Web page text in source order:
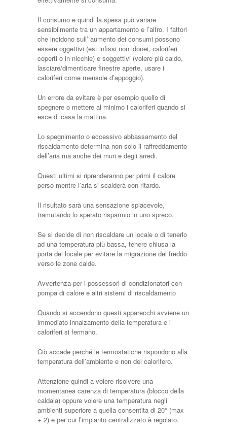
Il consumo e quindi la spesa può variare
sensibilmente tra un appartamento e l’altro. I fattori
che incidono sull’ aumento dei consumi possono
essere oggettivi (es: infissi non idonei, caloriferi
coperti o in nicchie) e soggettivi (volere più caldo,
lasciare/dimenticare finestre aperte, usare i
caloriferi come mensole d’appoggio).
Un errore da evitare è per esempio quello di
spegnere o mettere al minimo i caloriferi quando si
esce di casa la mattina.
Lo spegnimento o eccessivo abbassamento del
riscaldamento determina non solo il raffreddamento
dell’aria ma anche dei muri e degli arredi.
Questi ultimi si riprenderanno per primi il calore
perso mentre l’aria si scalderà con ritardo.
Il risultato sarà una sensazione spiacevole,
tramutando lo sperato risparmio in uno spreco.
Se si decide di non riscaldare un locale o di tenerlo
ad una temperatura più bassa, tenere chiusa la
porta del locale per evitare la migrazione del freddo
verso le zone calde.
Avvertenza per i possessori di condizionatori con
pompa di calore e altri sistemi di riscaldamento
Quando si accendono questi apparecchi avviene un
immediato innalzamento della temperatura e i
caloriferi si fermano.
Ciò accade perché le termostatiche rispondono alla
temperatura dell’ambiente e non del calorifero.
Attenzione quindi a volere risolvere una
momentanea carenza di temperatura (blocco della
caldaia) oppure volere una temperatura negli
ambienti superiore a quella consentita di 20° (max
+ 2) e per cui l’impianto centralizzato è regolato.